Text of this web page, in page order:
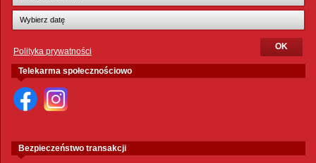
Polityka prywatności
Telekarma społecznościowo
Bezpieczeństwo transakcji